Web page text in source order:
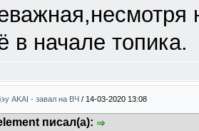
в начале топика.
AKAI - завал на ВЧ / 14-03-2020 13:08
писал(а):